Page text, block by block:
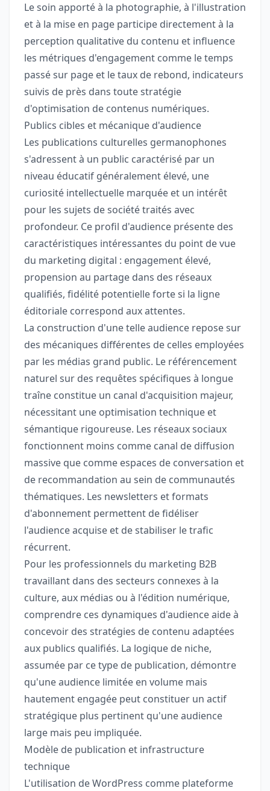
Le soin apporté à la photographie, à l'illustration
et à la mise en page participe directement à la
perception qualitative du contenu et influence
les métriques d'engagement comme le temps
passé sur page et le taux de rebond, indicateurs
suivis de près dans toute stratégie
d'optimisation de contenus numériques.
Publics cibles et mécanique d'audience
Les publications culturelles germanophones
s'adressent à un public caractérisé par un
niveau éducatif généralement élevé, une
curiosité intellectuelle marquée et un intérêt
pour les sujets de société traités avec
profondeur. Ce profil d'audience présente des
caractéristiques intéressantes du point de vue
du marketing digital : engagement élevé,
propension au partage dans des réseaux
qualifiés, fidélité potentielle forte si la ligne
éditoriale correspond aux attentes.
La construction d'une telle audience repose sur
des mécaniques différentes de celles employées
par les médias grand public. Le référencement
naturel sur des requêtes spécifiques à longue
traîne constitue un canal d'acquisition majeur,
nécessitant une optimisation technique et
sémantique rigoureuse. Les réseaux sociaux
fonctionnent moins comme canal de diffusion
massive que comme espaces de conversation et
de recommandation au sein de communautés
thématiques. Les newsletters et formats
d'abonnement permettent de fidéliser
l'audience acquise et de stabiliser le trafic
récurrent.
Pour les professionnels du marketing B2B
travaillant dans des secteurs connexes à la
culture, aux médias ou à l'édition numérique,
comprendre ces dynamiques d'audience aide à
concevoir des stratégies de contenu adaptées
aux publics qualifiés. La logique de niche,
assumée par ce type de publication, démontre
qu'une audience limitée en volume mais
hautement engagée peut constituer un actif
stratégique plus pertinent qu'une audience
large mais peu impliquée.
Modèle de publication et infrastructure
technique
L'utilisation de WordPress comme plateforme